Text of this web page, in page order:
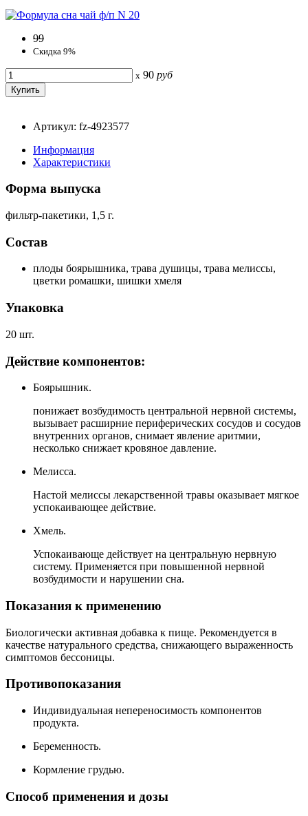
99
Скидка 9%
x 90 руб
Артикул: fz-4923577
Информация
Характеристики
Форма выпуска
фильтр-пакетики, 1,5 г.
Состав
плоды боярышника, трава душицы, трава мелиссы,
цветки ромашки, шишки хмеля
Упаковка
20 шт.
Действие компонентов:
Боярышник.
понижает возбудимость центральной нервной системы,
вызывает расширние периферических сосудов и сосудов
внутренних органов, снимает явление аритмии,
несколько снижает кровяное давление.
Мелисса.
Настой мелиссы лекарственной травы оказывает мягкое
успокаивающее действие.
Хмель.
Успокаивающе действует на центральную нервную
систему. Применяется при повышенной нервной
возбудимости и нарушении сна.
Показания к применению
Биологически активная добавка к пище. Рекомендуется в
качестве натурального средства, снижающего выраженность
симптомов бессоницы.
Противопоказания
Индивидуальная непереносимость компонентов
продукта.
Беременность.
Кормление грудью.
Способ применения и дозы